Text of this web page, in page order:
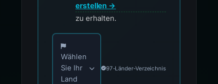
erstellen →
zu erhalten.
Wählen Sie Ihr Land für offizielle
Wählen
Sie Ihr
Land
97-Länder-Verzeichnis